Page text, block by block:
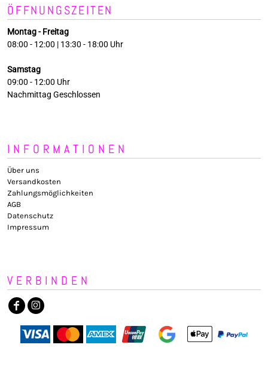
ÖFFNUNGSZEITEN
Montag - Freitag
08:00 - 12:00 | 13:30 - 18:00 Uhr
Samstag
09:00 - 12:00 Uhr
Nachmittag Geschlossen
INFORMATIONEN
Über uns
Versandkosten
Zahlungsmöglichkeiten
AGB
Datenschutz
Impressum
VERBINDEN